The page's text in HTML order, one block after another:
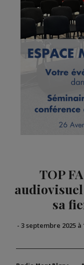
TOP
sa
- 3 septembre 2025 à